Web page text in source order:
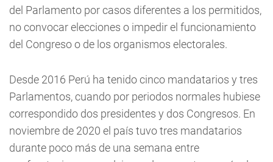
del Parlamento por casos diferentes a los permitidos,
no convocar elecciones o impedir el funcionamiento
del Congreso o de los organismos electorales.
Desde 2016 Perú ha tenido cinco mandatarios y tres
Parlamentos, cuando por periodos normales hubiese
correspondido dos presidentes y dos Congresos. En
noviembre de 2020 el país tuvo tres mandatarios
durante poco más de una semana entre